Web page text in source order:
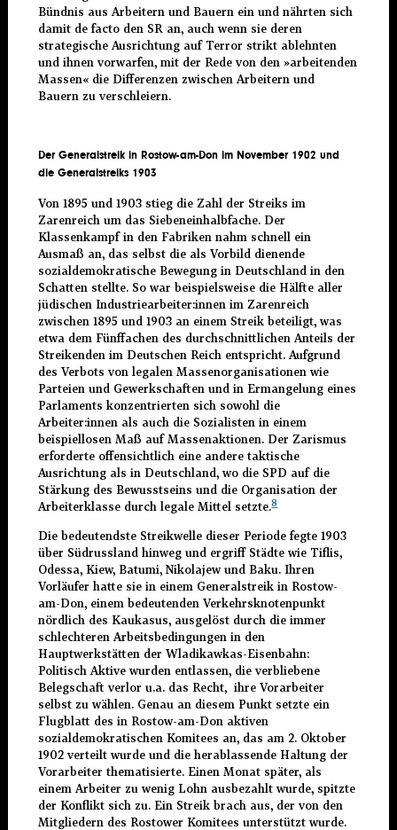
Bündnis aus Arbeitern und Bauern ein und nährten sich
damit de facto den SR an, auch wenn sie deren
strategische Ausrichtung auf Terror strikt ablehnten
und ihnen vorwarfen, mit der Rede von den »arbeitenden
Massen« die Differenzen zwischen Arbeitern und
Bauern zu verschleiern.
Der Generalstreik in Rostow-am-Don im November 1902 und
die Generalstreiks 1903
Von 1895 und 1903 stieg die Zahl der Streiks im
Zarenreich um das Siebeneinhalbfache. Der
Klassenkampf in den Fabriken nahm schnell ein
Ausmaß an, das selbst die als Vorbild dienende
sozialdemokratische Bewegung in Deutschland in den
Schatten stellte. So war beispielsweise die Hälfte aller
jüdischen Industriearbeiter:innen im Zarenreich
zwischen 1895 und 1903 an einem Streik beteiligt, was
etwa dem Fünffachen des durchschnittlichen Anteils der
Streikenden im Deutschen Reich entspricht. Aufgrund
des Verbots von legalen Massenorganisationen wie
Parteien und Gewerkschaften und in Ermangelung eines
Parlaments konzentrierten sich sowohl die
Arbeiter:innen als auch die Sozialisten in einem
beispiellosen Maß auf Massenaktionen. Der Zarismus
erforderte offensichtlich eine andere taktische
Ausrichtung als in Deutschland, wo die SPD auf die
Stärkung des Bewusstseins und die Organisation der
Arbeiterklasse durch legale Mittel setzte.8
Die bedeutendste Streikwelle dieser Periode fegte 1903
über Südrussland hinweg und ergriff Städte wie Tiflis,
Odessa, Kiew, Batumi, Nikolajew und Baku. Ihren
Vorläufer hatte sie in einem Generalstreik in Rostow-
am-Don, einem bedeutenden Verkehrsknotenpunkt
nördlich des Kaukasus, ausgelöst durch die immer
schlechteren Arbeitsbedingungen in den
Hauptwerkstätten der Wladikawkas-Eisenbahn:
Politisch Aktive wurden entlassen, die verbliebene
Belegschaft verlor u.a. das Recht, ihre Vorarbeiter
selbst zu wählen. Genau an diesem Punkt setzte ein
Flugblatt des in Rostow-am-Don aktiven
sozialdemokratischen Komitees an, das am 2. Oktober
1902 verteilt wurde und die herablassende Haltung der
Vorarbeiter thematisierte. Einen Monat später, als
einem Arbeiter zu wenig Lohn ausbezahlt wurde, spitzte
der Konflikt sich zu. Ein Streik brach aus, der von den
Mitgliedern des Rostower Komitees unterstützt wurde.